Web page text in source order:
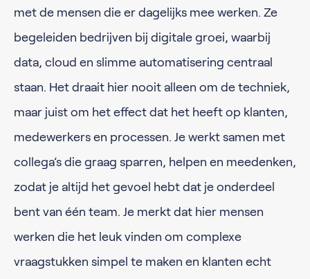
met de mensen die er dagelijks mee werken. Ze
begeleiden bedrijven bij digitale groei, waarbij
data, cloud en slimme automatisering centraal
staan. Het draait hier nooit alleen om de techniek,
maar juist om het effect dat het heeft op klanten,
medewerkers en processen. Je werkt samen met
collega’s die graag sparren, helpen en meedenken,
zodat je altijd het gevoel hebt dat je onderdeel
bent van één team. Je merkt dat hier mensen
werken die het leuk vinden om complexe
vraagstukken simpel te maken en klanten echt